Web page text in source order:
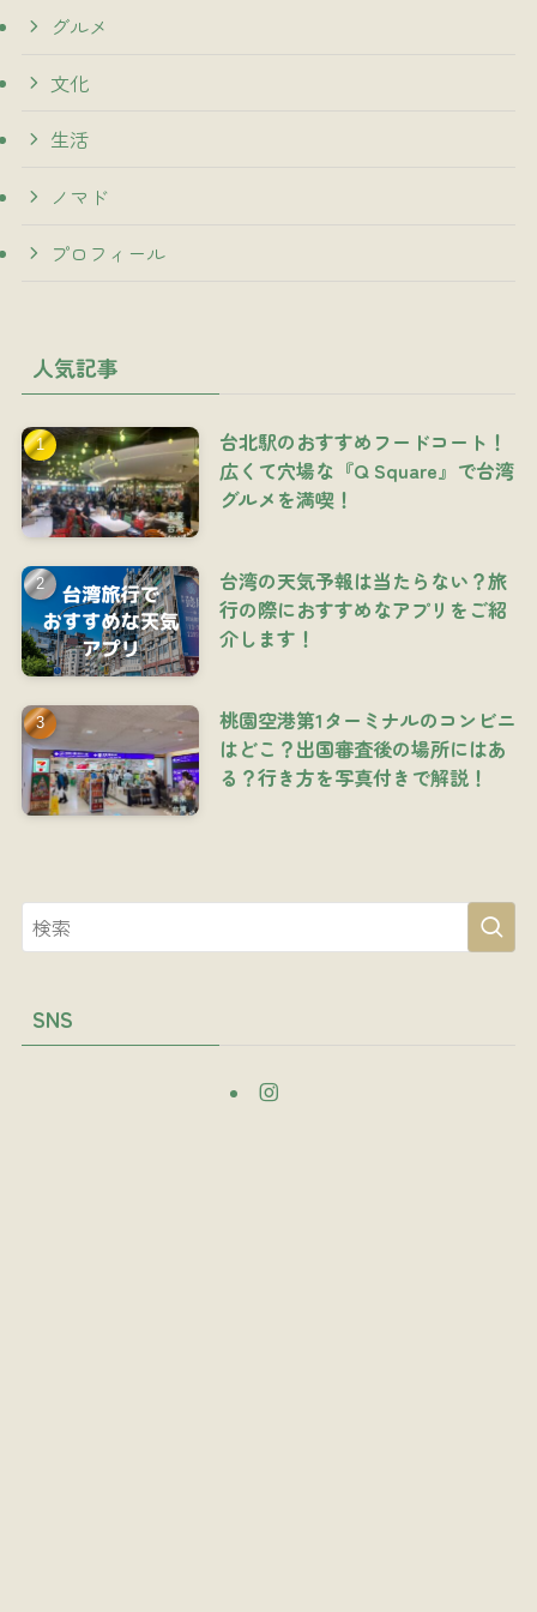
グルメ
文化
生活
ノマド
プロフィール
人気記事
台北駅のおすすめフードコート！
広くて穴場な『Q Square』で台湾
グルメを満喫！
台湾の天気予報は当たらない？旅
行の際におすすめなアプリをご紹
介します！
桃園空港第1ターミナルのコンビニ
はどこ？出国審査後の場所にはあ
る？行き方を写真付きで解説！
SNS